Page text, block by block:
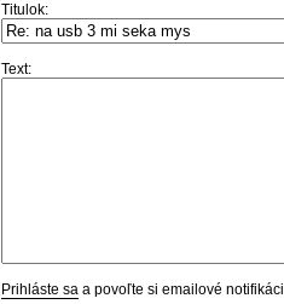
Titulok:
Text:
Prihláste sa a povoľte si emailové